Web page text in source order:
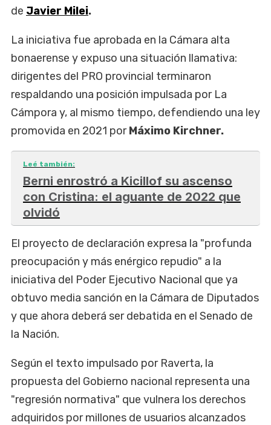
de Javier Milei.
La iniciativa fue aprobada en la Cámara alta
bonaerense y expuso una situación llamativa:
dirigentes del PRO provincial terminaron
respaldando una posición impulsada por La
Cámpora y, al mismo tiempo, defendiendo una ley
promovida en 2021 porMáximo Kirchner.
Leé también:
Berni enrostró a Kicillof su ascenso
con Cristina: el aguante de 2022 que
olvidó
El proyecto de declaración expresa la "profunda
preocupación y más enérgico repudio" a la
iniciativa del Poder Ejecutivo Nacional que ya
obtuvo media sanción en la Cámara de Diputados
y que ahora deberá ser debatida en el Senado de
la Nación.
Según el texto impulsado por Raverta, la
propuesta del Gobierno nacional representa una
"regresión normativa" que vulnera los derechos
adquiridos por millones de usuarios alcanzados